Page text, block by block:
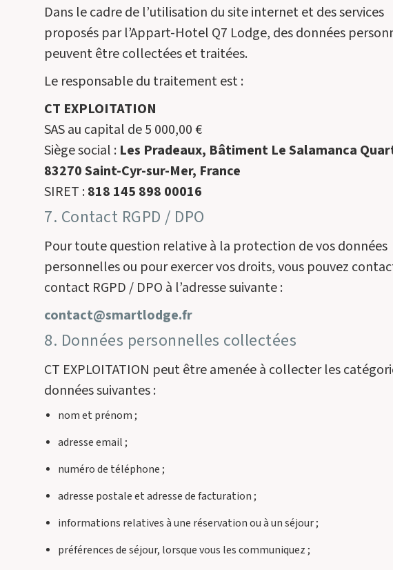
Dans le cadre de l’utilisation du site internet et des services
proposés par l’Appart-Hotel Q7 Lodge, des données
peuvent être collectées et traitées.
Le responsable du traitement est :
CT EXPLOITATION
SAS au capital de 5 000,00 €
Siège social : Les Pradeaux, Bâtiment Le Salamanca
83270 Saint-Cyr-sur-Mer, France
SIRET :818 145 898 00016
7. Contact RGPD / DPO
Pour toute question relative à la protection de vos données
personnelles ou pour exercer vos droits, vous pouvez
contact RGPD / DPO à l’adresse suivante :
contact@smartlodge.fr
8. Données personnelles collectées
CT EXPLOITATION peut être amenée à collecter les
données suivantes :
nom et prénom ;
adresse email ;
numéro de téléphone ;
adresse postale et adresse de facturation ;
informations relatives à une réservation ou à un séjour ;
préférences de séjour, lorsque vous les communiquez ;